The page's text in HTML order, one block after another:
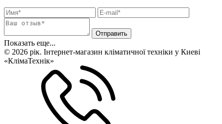
Показать еще...
© 2026 рік. Інтернет-магазин кліматичної техніки у Киеві
«КлімаТехнік»